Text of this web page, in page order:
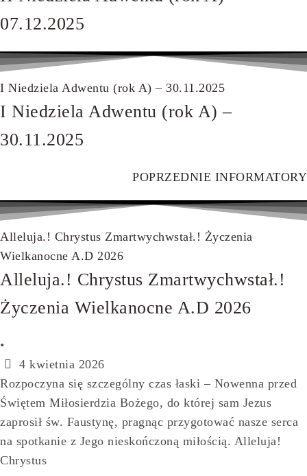
07.12.2025
I Niedziela Adwentu (rok A) – 30.11.2025
I Niedziela Adwentu (rok A) –
30.11.2025
POPRZEDNIE INFORMATORY
Alleluja.! Chrystus Zmartwychwstał.! Życzenia
Wielkanocne A.D 2026
Alleluja.! Chrystus Zmartwychwstał.!
Życzenia Wielkanocne A.D 2026
•
4 kwietnia 2026
Rozpoczyna się szczególny czas łaski – Nowenna przed
Świętem Miłosierdzia Bożego, do której sam Jezus
zaprosił św. Faustynę, pragnąc przygotować nasze serca
na spotkanie z Jego nieskończoną miłością. Alleluja!
Chrystus